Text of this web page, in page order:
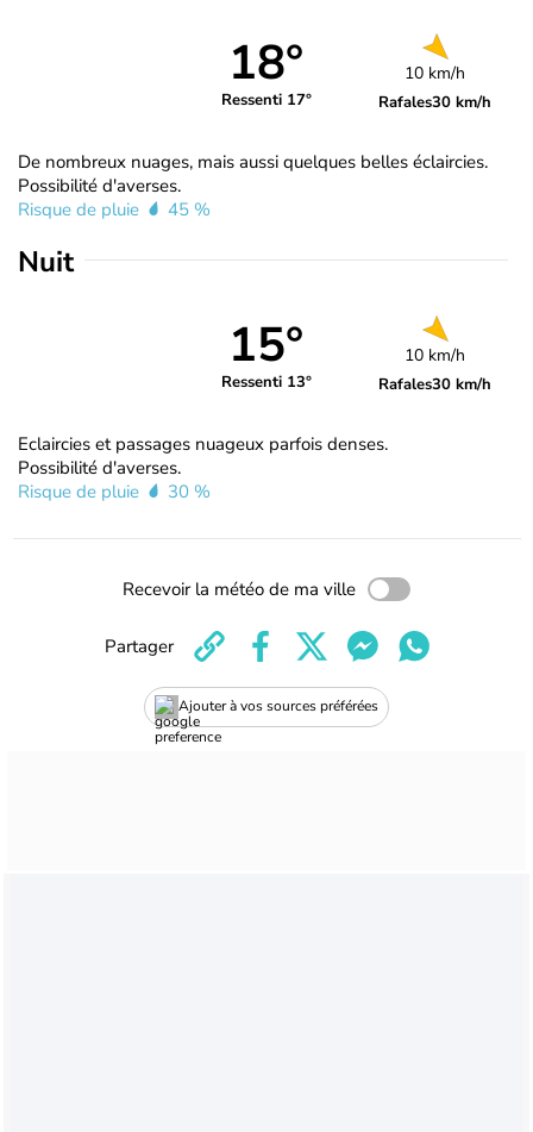
18°
Ressenti 17°
10 km/h
Rafales30 km/h
De nombreux nuages, mais aussi quelques belles éclaircies.
Possibilité d'averses.
Risque de pluie
45 %
Nuit
15°
Ressenti 13°
10 km/h
Rafales30 km/h
Eclaircies et passages nuageux parfois denses.
Possibilité d'averses.
Risque de pluie
30 %
Recevoir la météo de ma ville
Ajouter à vos sources préférées
Partager